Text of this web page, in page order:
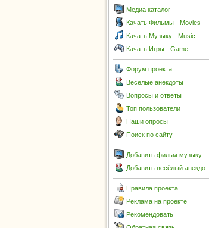
Медиа каталог
Качать Фильмы - Movies
Качать Музыку - Music
Качать Игры - Game
Форум проекта
Весёлые анекдоты
Вопросы и ответы
Топ пользователи
Наши опросы
Поиск по сайту
Добавить фильм музыку
Добавить весёлый анекдот
Правила проекта
Реклама на проекте
Рекомендовать